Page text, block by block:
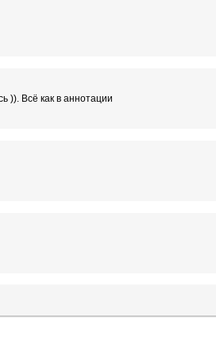
)). Всё как в аннотации